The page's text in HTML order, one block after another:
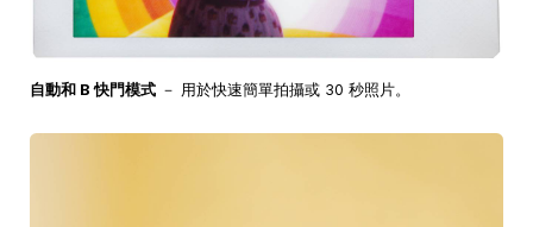
自動和 B 快門模式 － 用於快速簡單拍攝或 30 秒照片。